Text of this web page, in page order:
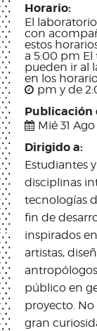
Horario:
El
con
estos
a 5:00 pm
pueden ir al
en los
pm y de
Publicación
Mié 31 Ago
Dirigido a:
Estudiantes
disciplinas
tecnologías
fin de
inspirados
artistas,
público en
proyecto. No
gran